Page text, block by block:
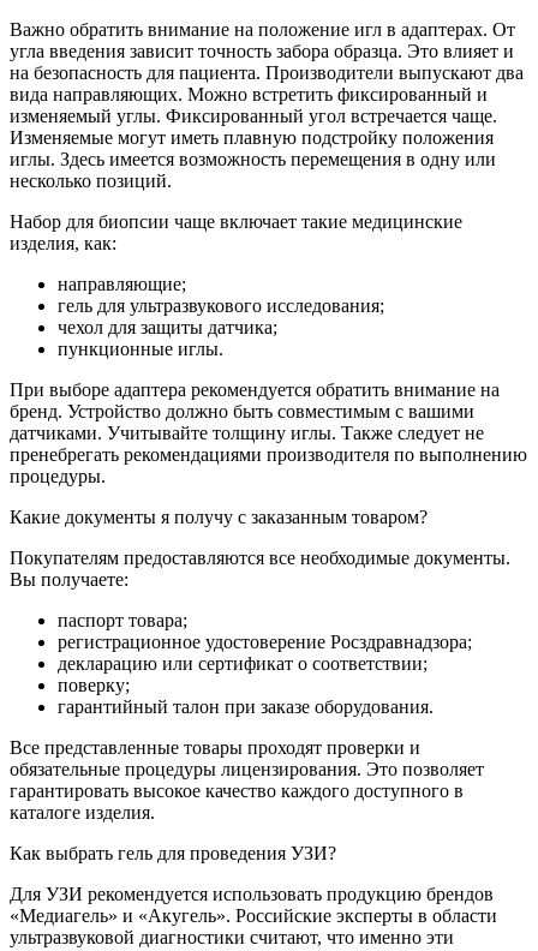
Важно обратить внимание на положение игл в адаптерах. От
угла введения зависит точность забора образца. Это влияет и
на безопасность для пациента. Производители выпускают два
вида направляющих. Можно встретить фиксированный и
изменяемый углы. Фиксированный угол встречается чаще.
Изменяемые могут иметь плавную подстройку положения
иглы. Здесь имеется возможность перемещения в одну или
несколько позиций.
Набор для биопсии чаще включает такие медицинские
изделия, как:
направляющие;
гель для ультразвукового исследования;
чехол для защиты датчика;
пункционные иглы.
При выборе адаптера рекомендуется обратить внимание на
бренд. Устройство должно быть совместимым с вашими
датчиками. Учитывайте толщину иглы. Также следует не
пренебрегать рекомендациями производителя по выполнению
процедуры.
Какие документы я получу с заказанным товаром?
Покупателям предоставляются все необходимые документы.
Вы получаете:
паспорт товара;
регистрационное удостоверение Росздравнадзора;
декларацию или сертификат о соответствии;
поверку;
гарантийный талон при заказе оборудования.
Все представленные товары проходят проверки и
обязательные процедуры лицензирования. Это позволяет
гарантировать высокое качество каждого доступного в
каталоге изделия.
Как выбрать гель для проведения УЗИ?
Для УЗИ рекомендуется использовать продукцию брендов
«Медиагель» и «Акугель». Российские эксперты в области
ультразвуковой диагностики считают, что именно эти